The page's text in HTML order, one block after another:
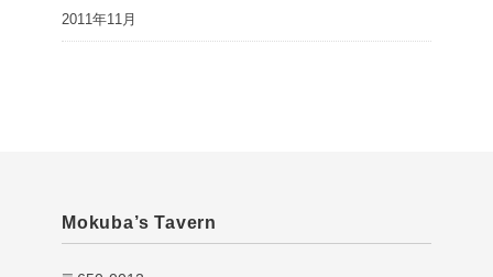
2011年11月
Mokuba’s Tavern